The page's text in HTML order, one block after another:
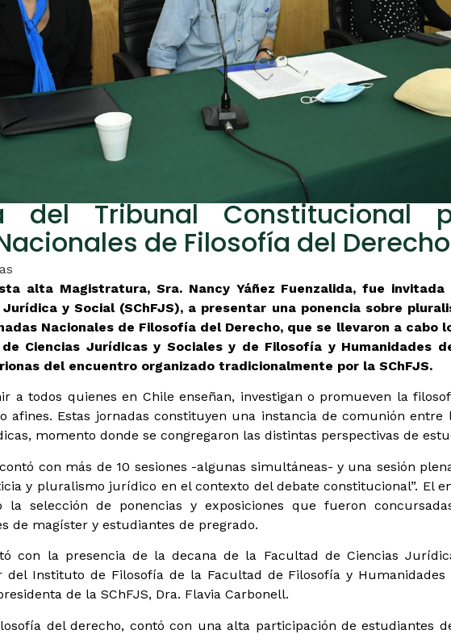
del Tribunal Constitucional
de Filosofía del
alta Magistratura, Sra. Nancy Yáñez Fuenzalida, fue
y Social (SChFJS), a presentar una ponencia sobre
Nacionales de Filosofía del Derecho, que se llevaron a cabo
Ciencias Jurídicas y Sociales y de Filosofía y Humanidades
del encuentro organizado tradicionalmente por la SChFJS.
a todos quienes en Chile enseñan, investigan o promueven la
afines. Estas jornadas constituyen una instancia de comunión entre
momento donde se congregaron las distintas perspectivas de
con más de 10 sesiones -algunas simultáneas- y una sesión
y pluralismo jurídico en el contexto del debate constitucional”. El
la selección de ponencias y exposiciones que fueron
de magíster y estudiantes de pregrado.
con la presencia de la decana de la Facultad de Ciencias
del Instituto de Filosofía de la Facultad de Filosofía y Humanidades
de la SChFJS, Dra. Flavia Carbonell.
del derecho, contó con una alta participación de estudiantes